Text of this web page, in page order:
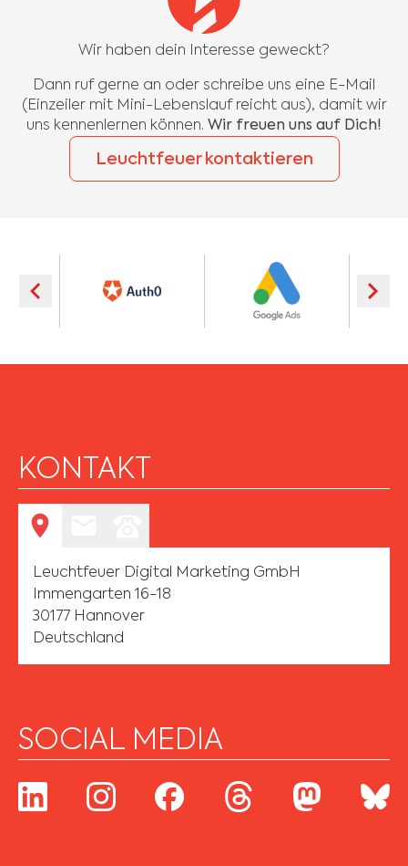
Wir haben dein Interesse geweckt?
Dann ruf gerne an oder schreibe uns eine E-Mail
(Einzeiler mit Mini-Lebenslauf reicht aus), damit wir
uns kennenlernen können. Wir freuen uns auf Dich!
Leuchtfeuer kontaktieren
KONTAKT
Leuchtfeuer Digital Marketing GmbH
Immengarten 16-18
30177 Hannover
Deutschland
SOCIAL MEDIA